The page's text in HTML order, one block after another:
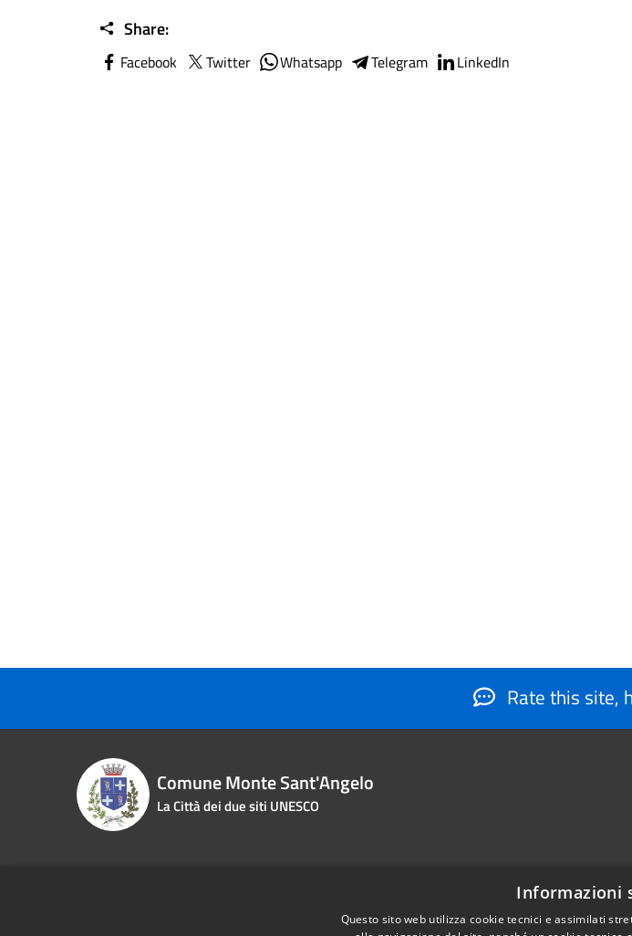
Share:
Facebook Twitter Whatsapp Telegram LinkedIn
Rate this site,
Comune Monte Sant'Angelo
La Città dei due siti UNESCO
Phone:0884566206
Informazioni
Questo sito web utilizza cookie tecnici e assimilati